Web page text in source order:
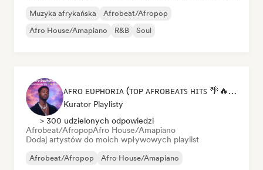
Muzyka afrykańska
Afrobeat/Afropop
Afro House/Amapiano
R&B Soul
ᴀꜰʀᴏ ᴇᴜᴘʜᴏʀɪᴀ (ᴛᴏᴘ ᴀꜰʀᴏʙᴇᴀᴛꜱ ʜɪᴛꜱ 🌴🔥 2026 )
Kurator Playlisty
> 300 udzielonych odpowiedzi
Afrobeat/AfropopAfro House/Amapiano
Dodaj artystów do moich wpływowych playlist
Afrobeat/Afropop Afro House/Amapiano